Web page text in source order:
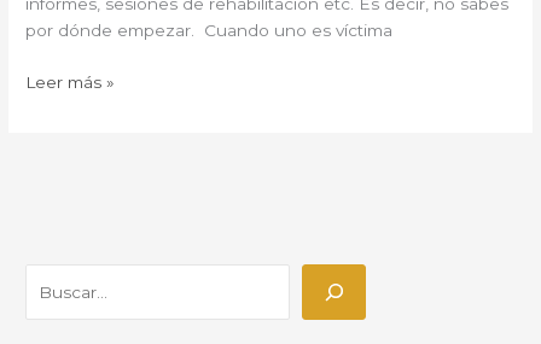
por dónde empezar. Cuando uno es víctima
Leer más »